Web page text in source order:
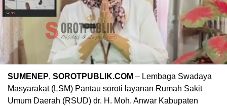
SUMENEP, SOROTPUBLIK.COM – Lembaga Swadaya
Masyarakat (LSM) Pantau soroti layanan Rumah Sakit
Umum Daerah (RSUD) dr. H. Moh. Anwar Kabupaten